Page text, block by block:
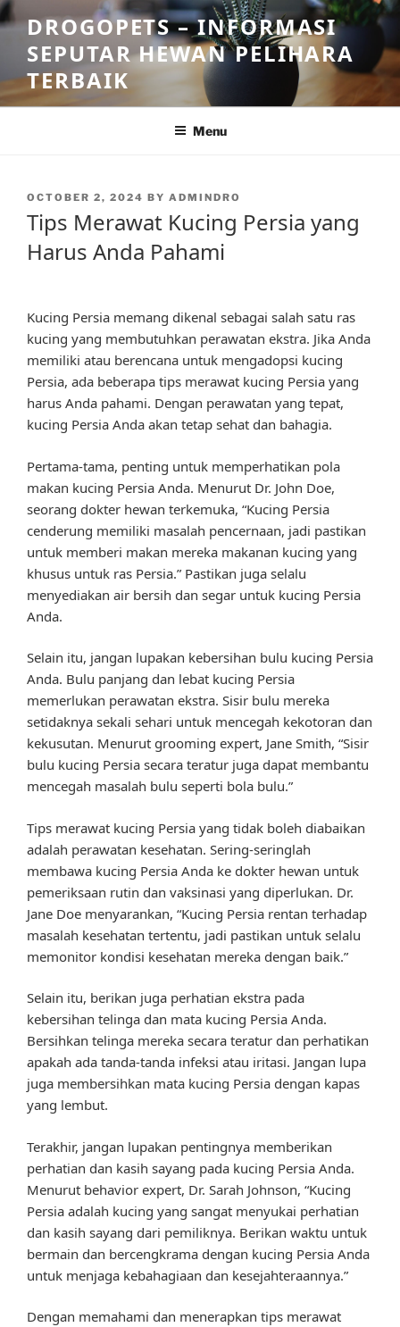
Skip
to
content
DROGOPETS – INFORMASI
SEPUTAR HEWAN PELIHARA
TERBAIK
Menu
POSTED
ON
OCTOBER 2, 2024 BY ADMINDRO
Tips Merawat Kucing Persia yang
Harus Anda Pahami
Kucing Persia memang dikenal sebagai salah satu ras
kucing yang membutuhkan perawatan ekstra. Jika Anda
memiliki atau berencana untuk mengadopsi kucing
Persia, ada beberapa tips merawat kucing Persia yang
harus Anda pahami. Dengan perawatan yang tepat,
kucing Persia Anda akan tetap sehat dan bahagia.
Pertama-tama, penting untuk memperhatikan pola
makan kucing Persia Anda. Menurut Dr. John Doe,
seorang dokter hewan terkemuka, “Kucing Persia
cenderung memiliki masalah pencernaan, jadi pastikan
untuk memberi makan mereka makanan kucing yang
khusus untuk ras Persia.” Pastikan juga selalu
menyediakan air bersih dan segar untuk kucing Persia
Anda.
Selain itu, jangan lupakan kebersihan bulu kucing Persia
Anda. Bulu panjang dan lebat kucing Persia
memerlukan perawatan ekstra. Sisir bulu mereka
setidaknya sekali sehari untuk mencegah kekotoran dan
kekusutan. Menurut grooming expert, Jane Smith, “Sisir
bulu kucing Persia secara teratur juga dapat membantu
mencegah masalah bulu seperti bola bulu.”
Tips merawat kucing Persia yang tidak boleh diabaikan
adalah perawatan kesehatan. Sering-seringlah
membawa kucing Persia Anda ke dokter hewan untuk
pemeriksaan rutin dan vaksinasi yang diperlukan. Dr.
Jane Doe menyarankan, “Kucing Persia rentan terhadap
masalah kesehatan tertentu, jadi pastikan untuk selalu
memonitor kondisi kesehatan mereka dengan baik.”
Selain itu, berikan juga perhatian ekstra pada
kebersihan telinga dan mata kucing Persia Anda.
Bersihkan telinga mereka secara teratur dan perhatikan
apakah ada tanda-tanda infeksi atau iritasi. Jangan lupa
juga membersihkan mata kucing Persia dengan kapas
yang lembut.
Terakhir, jangan lupakan pentingnya memberikan
perhatian dan kasih sayang pada kucing Persia Anda.
Menurut behavior expert, Dr. Sarah Johnson, “Kucing
Persia adalah kucing yang sangat menyukai perhatian
dan kasih sayang dari pemiliknya. Berikan waktu untuk
bermain dan bercengkrama dengan kucing Persia Anda
untuk menjaga kebahagiaan dan kesejahteraannya.”
Dengan memahami dan menerapkan tips merawat